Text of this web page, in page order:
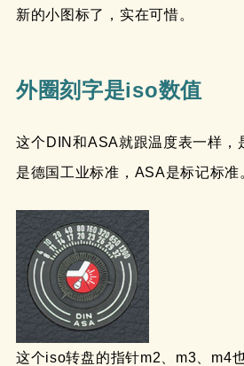
新的小图标了，实在可惜。
外圈刻字是iso数值
这个DIN和ASA就跟温度表一样，
是德国工业标准，ASA是标记标准
这个iso转盘的指针m2、m3、m4